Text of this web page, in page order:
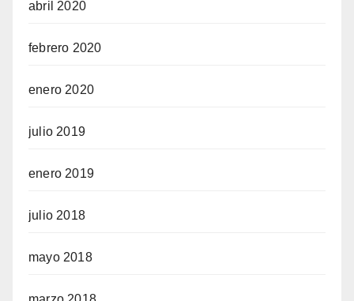
abril 2020
febrero 2020
enero 2020
julio 2019
enero 2019
julio 2018
mayo 2018